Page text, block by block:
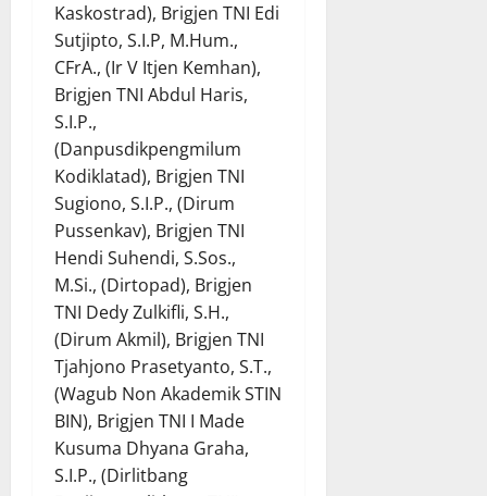
Kaskostrad), Brigjen TNI Edi
Sutjipto, S.I.P, M.Hum.,
CFrA., (Ir V Itjen Kemhan),
Brigjen TNI Abdul Haris,
S.I.P.,
(Danpusdikpengmilum
Kodiklatad), Brigjen TNI
Sugiono, S.I.P., (Dirum
Pussenkav), Brigjen TNI
Hendi Suhendi, S.Sos.,
M.Si., (Dirtopad), Brigjen
TNI Dedy Zulkifli, S.H.,
(Dirum Akmil), Brigjen TNI
Tjahjono Prasetyanto, S.T.,
(Wagub Non Akademik STIN
BIN), Brigjen TNI I Made
Kusuma Dhyana Graha,
S.I.P., (Dirlitbang